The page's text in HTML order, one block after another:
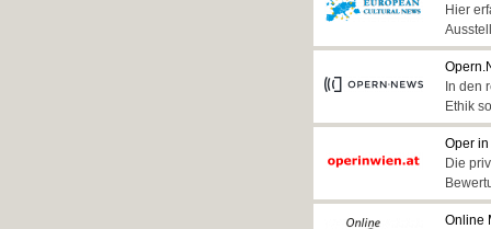
Hier
In den
Ethik
Oper
Die
Online